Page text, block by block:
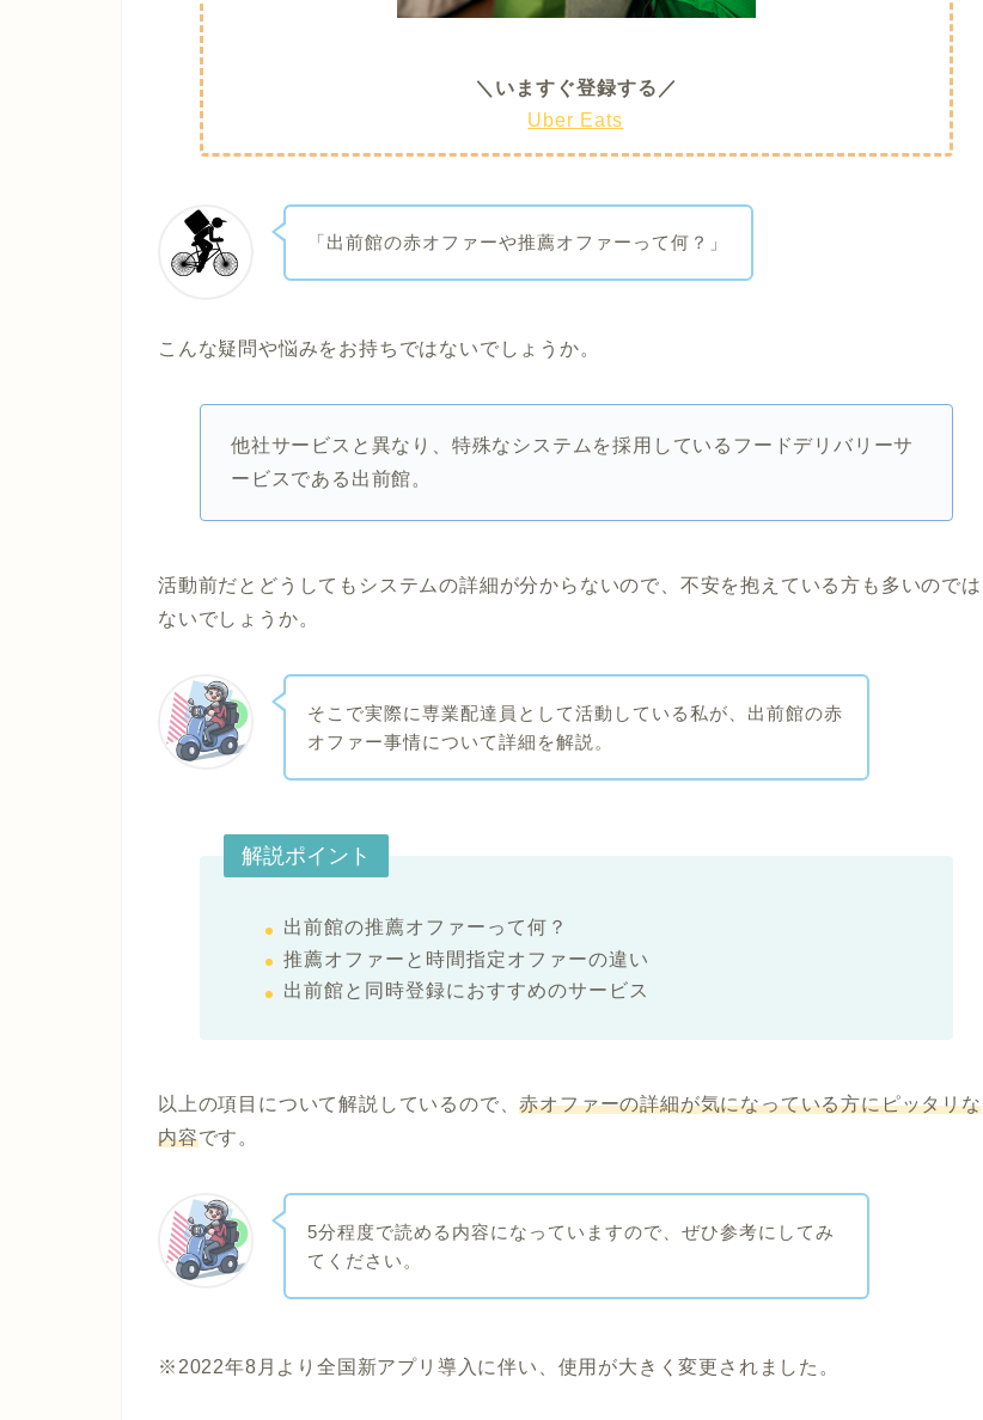
＼いますぐ登録する／
Uber Eats
「出前館の赤オファーや推薦オファーって何？」
こんな疑問や悩みをお持ちではないでしょうか。
他社サービスと異なり、特殊なシステムを採用しているフードデリバリーサ
ービスである出前館。
活動前だとどうしてもシステムの詳細が分からないので、不安を抱えている方も多いのでは
ないでしょうか。
そこで実際に専業配達員として活動している私が、出前館の赤
オファー事情について詳細を解説。
解説ポイント
出前館の推薦オファーって何？
推薦オファーと時間指定オファーの違い
出前館と同時登録におすすめのサービス
以上の項目について解説しているので、赤オファーの詳細が気になっている方にピッタリな
内容です。
5分程度で読める内容になっていますので、ぜひ参考にしてみ
てください。
※2022年8月より全国新アプリ導入に伴い、使用が大きく変更されました。